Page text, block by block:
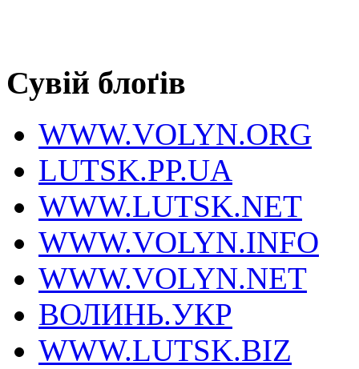
Сувій блоґів
WWW.VOLYN.ORG
LUTSK.PP.UA
WWW.LUTSK.NET
WWW.VOLYN.INFO
WWW.VOLYN.NET
ВОЛИНЬ.УКР
WWW.LUTSK.BIZ